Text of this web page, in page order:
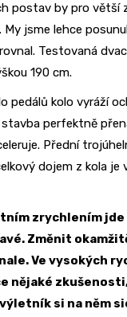
postav by pro větší
jsme lehce
Testovaná
190 cm.
pedálů kolo vyráží
perfektně
Přední
dojem z kola je
zrychlením jde
Změnit
Ve vysokých
nějaké
si na něm